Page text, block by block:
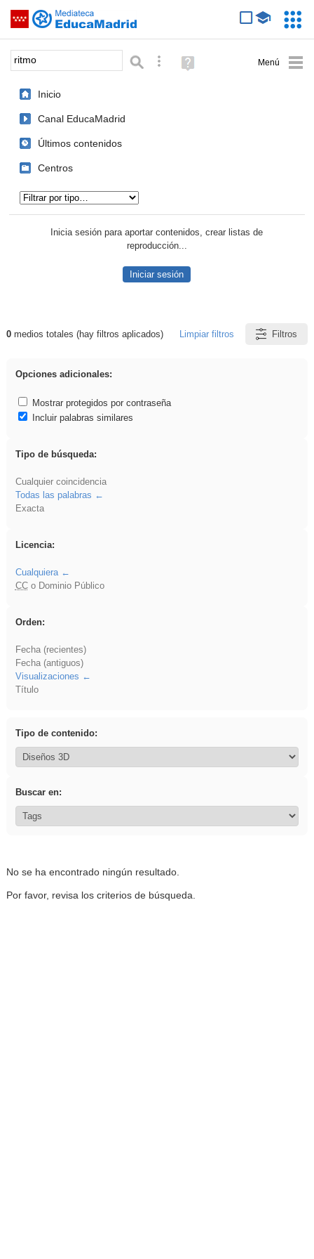
Saltar navegación
Palabra o frase: Búsqueda avanzada
Ayuda
(en
Inicio
Canal EducaMadrid
Últimos contenidos
Centros
Inicia sesión para aportar contenidos, crear listas de
reproducción...
Iniciar sesión
Resultados de: ritmo
0medios totales (hay filtros aplicados) Limpiar filtros Filtros
Opciones adicionales:
Mostrar protegidos por contraseña
Incluir palabras similares
Tipo de búsqueda:
Cualquier coincidencia
Todas las palabras
Exacta
Licencia:
Cualquiera
CCo Dominio Público
Orden:
Fecha (recientes)
Fecha (antiguos)
Visualizaciones
Título
Tipo de contenido:
Buscar en:
No se ha encontrado ningún resultado.
Por favor, revisa los criterios de búsqueda.